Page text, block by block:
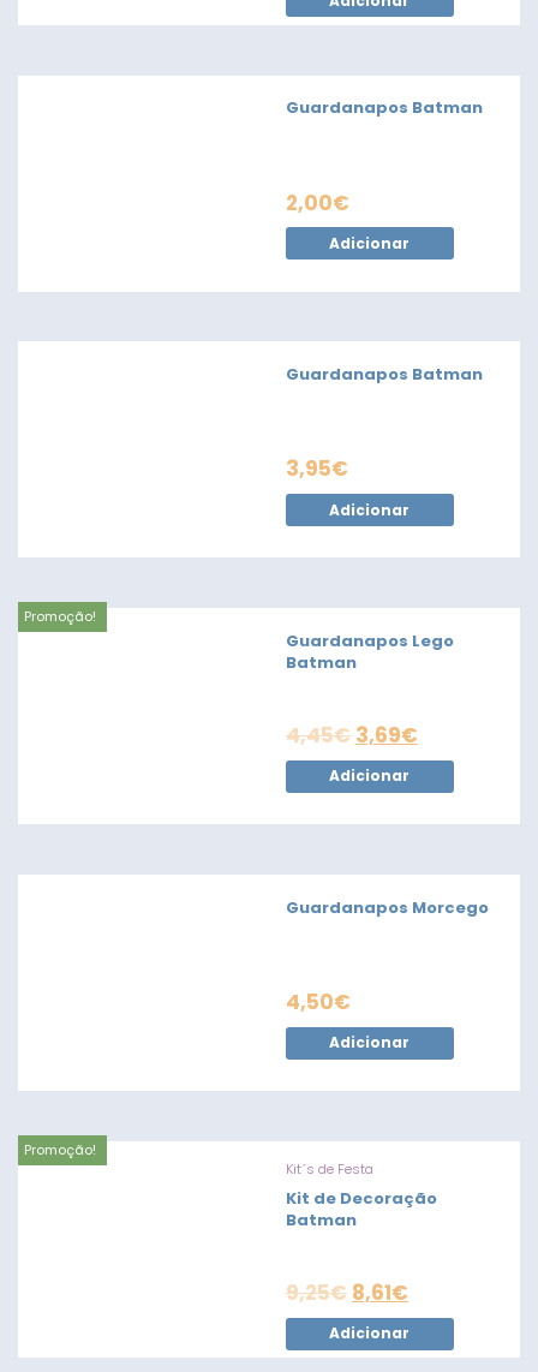
Guardanapos Batman
2,00€
Adicionar
Guardanapos Batman
3,95€
Adicionar
Promoção!
Guardanapos Lego
Batman
4,45€ 3,69€
Adicionar
Guardanapos Morcego
4,50€
Adicionar
Promoção!
Kit´s de Festa
Kit de Decoração
Batman
9,25€ 8,61€
Adicionar